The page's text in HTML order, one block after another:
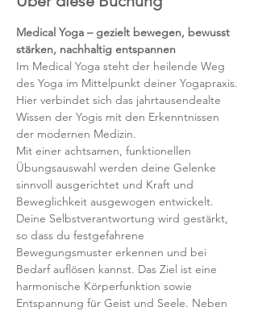
Medical Yoga – gezielt bewegen, bewusst
stärken, nachhaltig entspannen
Im Medical Yoga steht der heilende Weg
des Yoga im Mittelpunkt deiner Yogapraxis.
Hier verbindet sich das jahrtausendealte
Wissen der Yogis mit den Erkenntnissen
der modernen Medizin.
Mit einer achtsamen, funktionellen
Übungsauswahl werden deine Gelenke
sinnvoll ausgerichtet und Kraft und
Beweglichkeit ausgewogen entwickelt.
Deine Selbstverantwortung wird gestärkt,
so dass du festgefahrene
Bewegungsmuster erkennen und bei
Bedarf auflösen kannst. Das Ziel ist eine
harmonische Körperfunktion sowie
Entspannung für Geist und Seele. Neben